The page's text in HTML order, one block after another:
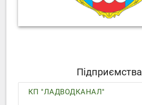
Підприємства
КП "ЛАДВОДКАНАЛ"